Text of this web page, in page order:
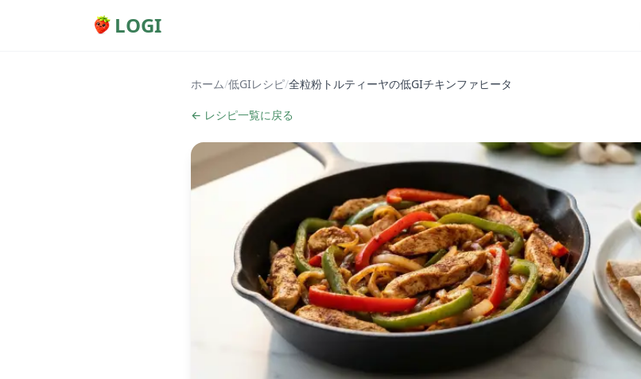
LOGI
ホーム/低GIレシピ/全粒粉トルティーヤの低GIチキンファヒータ
← レシピ一覧に戻る